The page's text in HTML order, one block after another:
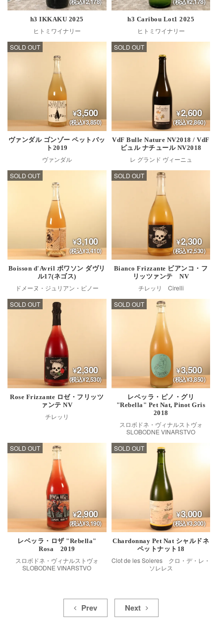
h3 IKKAKU 2025
ヒトミワイナリー
h3 Caribou Lot1 2025
ヒトミワイナリー
3,500
(税込¥3,850)
SOLD OUT
ヴァンダル ゴンゾー ペットバッ
ト2019
ヴァンダル
2,600
(税込¥2,860)
SOLD OUT
VdF Bulle Nature NV2018 / VdF
ビュル ナチュール NV2018
レ グランド ヴィーニュ
3,100
(税込¥3,410)
SOLD OUT
Boisson d'Avril ボワソン ダヴリ
ル17(ネゴス)
ドメーヌ・ジュリアン・ピノー
2,300
(税込¥2,530)
SOLD OUT
Bianco Frizzante ビアンコ・フ
リッツァンテ NV
チレッリ Cirelli
2,300
(税込¥2,530)
SOLD OUT
Rose Frizzante ロゼ・フリッツ
ァンテ NV
チレッリ
3,500
(税込¥3,850)
SOLD OUT
レベッラ・ピノ・グリ
"Rebella" Pet Nat, Pinot Gris
2018
スロボドネ・ヴィナルストヴォ
SLOBODNE VINARSTVO
2,900
(税込¥3,190)
SOLD OUT
レベッラ・ロザ "Rebella"
Rosa 2019
スロボドネ・ヴィナルストヴォ
SLOBODNE VINARSTVO
3,000
(税込¥3,300)
SOLD OUT
Chardonnay Pet Nat シャルドネ
ペットナット18
Clot de les Soleres クロ・デ・レ・
ソレレス
Prev Next